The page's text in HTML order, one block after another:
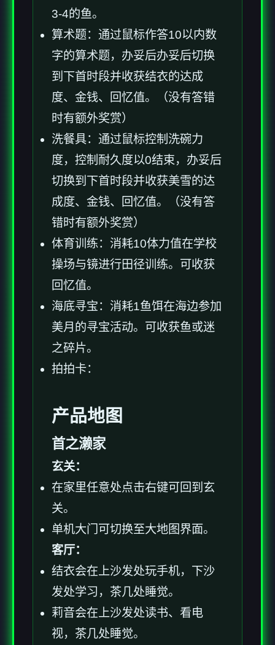
3-4的鱼。
算术题：通过鼠标作答10以内数
字的算术题，办妥后办妥后切换
到下首时段并收获结衣的达成
度、金钱、回忆值。（没有答错
时有额外奖赏）
洗餐具：通过鼠标控制洗碗力
度，控制耐久度以0结束，办妥后
切换到下首时段并收获美雪的达
成度、金钱、回忆值。（没有答
错时有额外奖赏）
体育训练：消耗10体力值在学校
操场与镜进行田径训练。可收获
回忆值。
海底寻宝：消耗1鱼饵在海边参加
美月的寻宝活动。可收获鱼或迷
之碎片。
拍拍卡：
产品地图
首之濑家
玄关：
在家里任意处点击右键可回到玄
关。
单机大门可切换至大地图界面。
客厅：
结衣会在上沙发处玩手机，下沙
发处学习，茶几处睡觉。
莉音会在上沙发处读书、看电
视，茶几处睡觉。